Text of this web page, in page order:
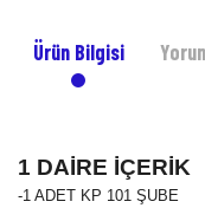
Ürün Bilgisi
1 DAİRE İÇERİK
-1 ADET KP 101 ŞUBE